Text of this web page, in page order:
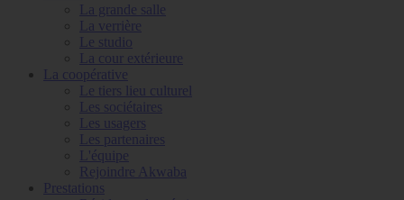
La grande salle
La verrière
Le studio
La cour extérieure
La coopérative
Le tiers lieu culturel
Les sociétaires
Les usagers
Les partenaires
L'équipe
Rejoindre Akwaba
Prestations